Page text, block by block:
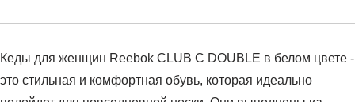
Кеды для женщин Reebok CLUB C DOUBLE в белом цвете -
это стильная и комфортная обувь, которая идеально